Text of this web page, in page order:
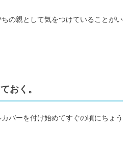
ちの親として気をつけていることがい
おく。
バーを付け始めてすぐの頃にちょう